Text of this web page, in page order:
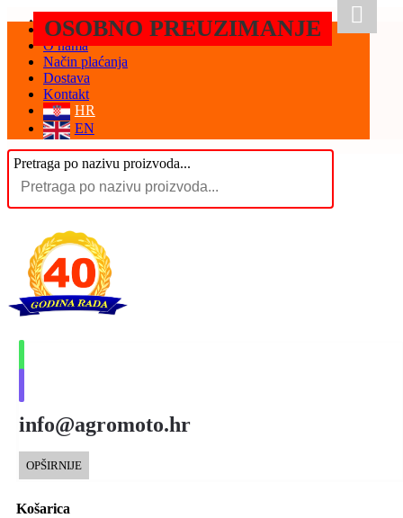
Početna
O nama
Način plaćanja
Dostava
Kontakt
HR
EN
Pretraga po nazivu proizvoda...
info@agromoto.hr
OPŠIRNIJE
OSOBNO PREUZIMANJE
Košarica